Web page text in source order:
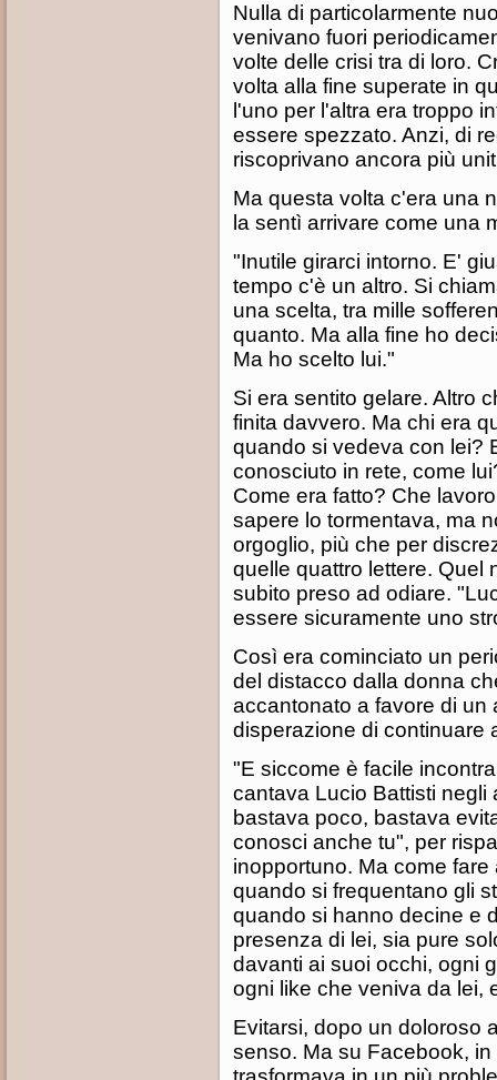
Nulla di particolarmente
venivano fuori
volte delle crisi tra di loro.
volta alla fine superate in
l'uno per l'altra era troppo
essere spezzato. Anzi, di
riscoprivano ancora più
Ma questa volta c'era una
la sentì arrivare come una
"Inutile girarci intorno. E'
tempo c'è un altro. Si
una scelta, tra mille
quanto. Ma alla fine ho
Ma ho scelto lui."
Si era sentito gelare. Altro
finita davvero. Ma chi era
quando si vedeva con lei?
conosciuto in rete, come
Come era fatto? Che
sapere lo tormentava, ma
orgoglio, più che per
quelle quattro lettere. Quel
subito preso ad odiare.
essere sicuramente uno
Così era cominciato un
del distacco dalla donna
accantonato a favore di un
disperazione di continuare
"E siccome è facile
cantava Lucio Battisti negli
bastava poco, bastava
conosci anche tu", per
inopportuno. Ma come
quando si frequentano gli
quando si hanno decine e
presenza di lei, sia pure
davanti ai suoi occhi, ogni
ogni like che veniva da lei,
Evitarsi, dopo un doloroso
senso. Ma su Facebook,